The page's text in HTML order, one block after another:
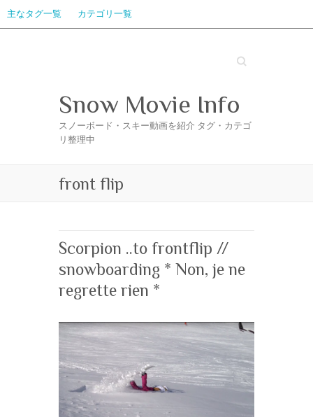
主なタグ一覧 カテゴリ一覧
Search
Snow Movie Info
スノーボード・スキー動画を紹介 タグ・カテゴ
リ整理中
front flip
Scorpion ..to frontflip //
snowboarding * Non, je ne
regrette rien *